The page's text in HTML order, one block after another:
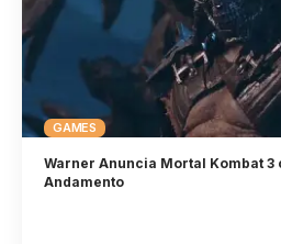
GAMES
Warner Anuncia Mortal Kombat 3
Andamento